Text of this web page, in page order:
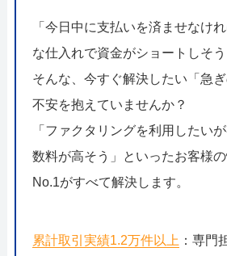
「今日中に支払いを済ませなけ
な仕入れで資金がショートしそ
そんな、今すぐ解決したい「急
不安を抱えていませんか？
「ファクタリングを利用したい
数料が高そう」といったお客様
No.1がすべて解決します。
累計取引実績1.2万件以上 ：専門